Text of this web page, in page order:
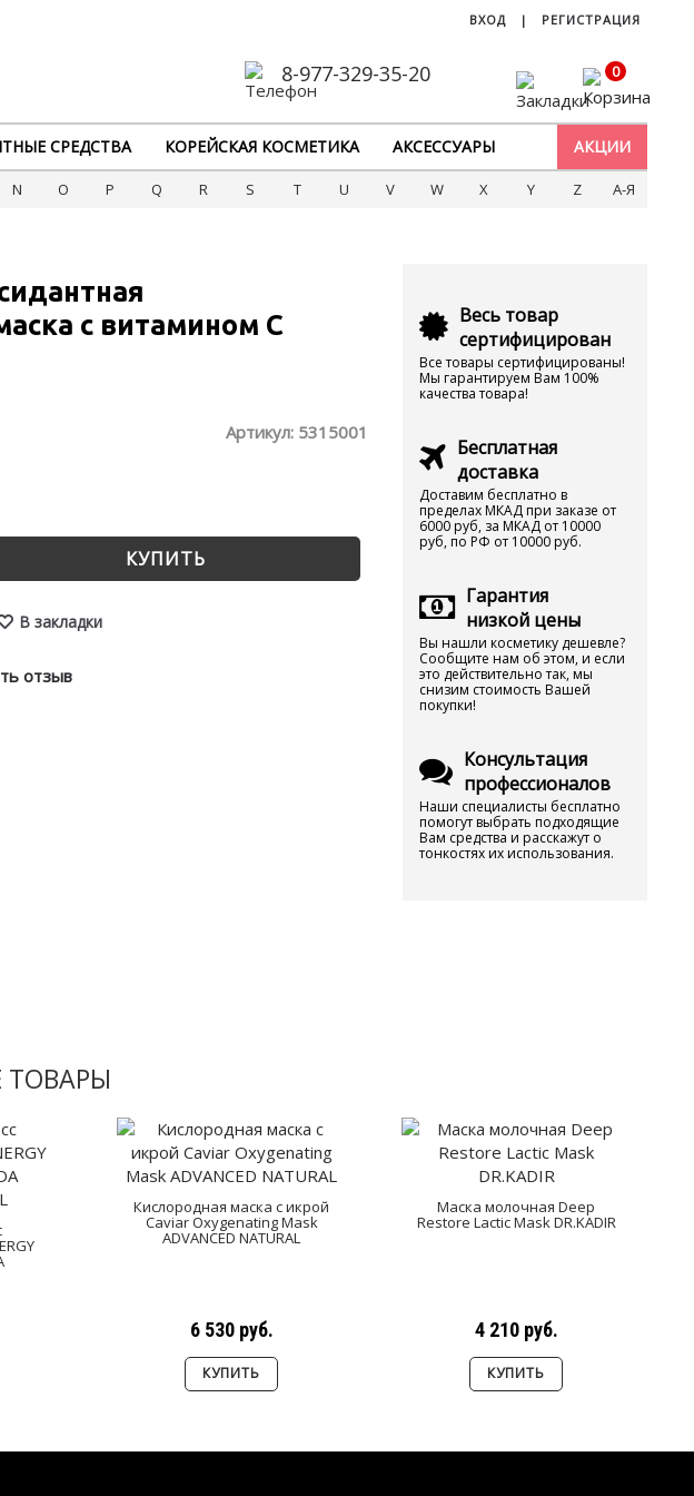
ВХОД | РЕГИСТРАЦИЯ
8-977-329-35-20 0
СРЕДСТВА КОРЕЙСКАЯ КОСМЕТИКА АКСЕССУАРЫ АКЦИИ
N O P Q R S T U V W X Y Z А-Я
Весь товар
сертифицирован
Все товары сертифицированы!
Мы гарантируем Вам 100%
качества товара!
Бесплатная
доставка
Доставим бесплатно в
пределах МКАД при заказе от
6000 руб, за МКАД от 10000
руб, по РФ от 10000 руб.
Гарантия
низкой цены
Вы нашли косметику дешевле?
Сообщите нам об этом, и если
это действительно так, мы
снизим стоимость Вашей
покупки!
Консультация
профессионалов
Наши специалисты бесплатно
помогут выбрать подходящие
Вам средства и расскажут о
тонкостях их использования.
с витамином С
Артикул: 5315001
КУПИТЬ
В закладки
отзыв
ТОВАРЫ
Кислородная маска с икрой
Caviar Oxygenating Mask
ADVANCED NATURAL
6 530 руб.
КУПИТЬ
Маска молочная Deep
Restore Lactic Mask DR.KADIR
4 210 руб.
КУПИТЬ